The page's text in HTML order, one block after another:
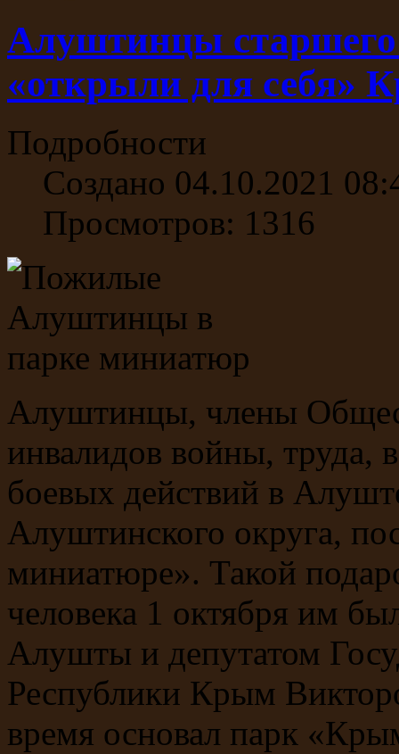
Алуштинцы старшего
«открыли для себя»
Подробности
Создано 04.10.2021
Просмотров: 1316
Алуштинцы, члены
инвалидов войны, труда,
боевых действий в
Алуштинского округа,
миниатюре». Такой
человека 1 октября им
Алушты и депутатом
Республики Крым
время основал парк